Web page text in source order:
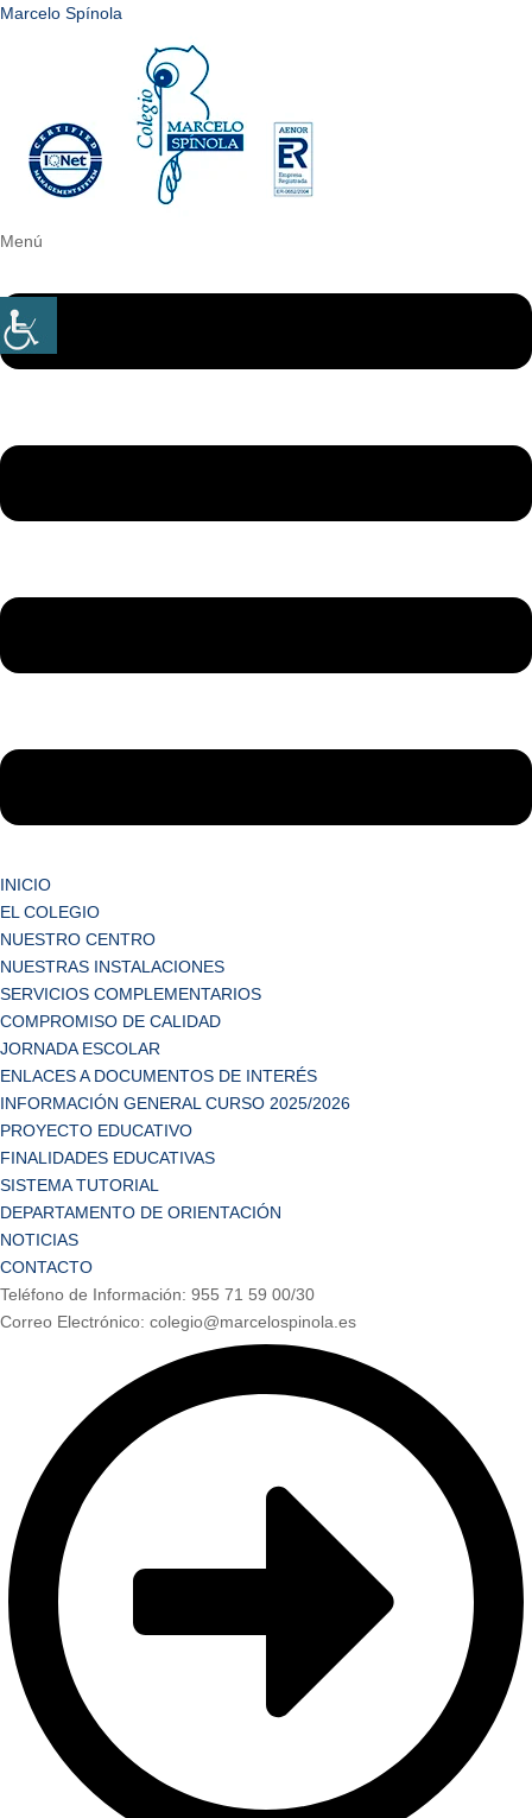
Marcelo Spínola
Menú
INICIO
EL COLEGIO
NUESTRO CENTRO
NUESTRAS INSTALACIONES
SERVICIOS COMPLEMENTARIOS
COMPROMISO DE CALIDAD
JORNADA ESCOLAR
ENLACES A DOCUMENTOS DE INTERÉS
INFORMACIÓN GENERAL CURSO 2025/2026
PROYECTO EDUCATIVO
FINALIDADES EDUCATIVAS
SISTEMA TUTORIAL
DEPARTAMENTO DE ORIENTACIÓN
NOTICIAS
CONTACTO
Teléfono de Información: 955 71 59 00/30
Correo Electrónico: colegio@marcelospinola.es